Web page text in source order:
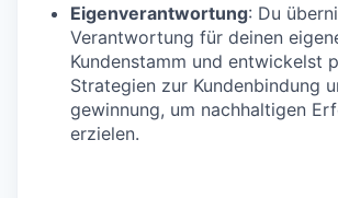
Eigenverantwortung: Du
Verantwortung für deinen
Kundenstamm und entwickelst
Strategien zur Kundenbindung
gewinnung, um nachhaltigen
erzielen.